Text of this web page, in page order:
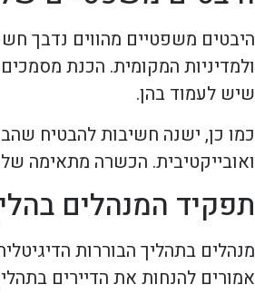
היבטים משפטיים מהווים נדבך
ולמדיניות המקומית. הכנת
שיש לעמוד בהן.
כמו כן, ישנה חשיבות להבטיח
ואובייקטיבית. הכשרה מתאימה
תפקיד המנהלים
מנהלים בתהליך הבוררות
אמורים להנחות את הדיירים